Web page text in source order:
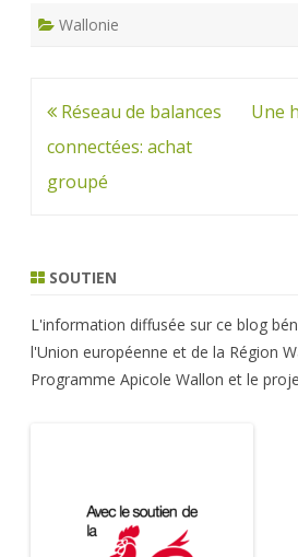
Wallonie
Navigation
de
l’article
Réseau de balances
connectées: achat
groupé
Une
SOUTIEN
L'information diffusée sur ce blog
l'Union européenne et de la Région
Programme Apicole Wallon et le